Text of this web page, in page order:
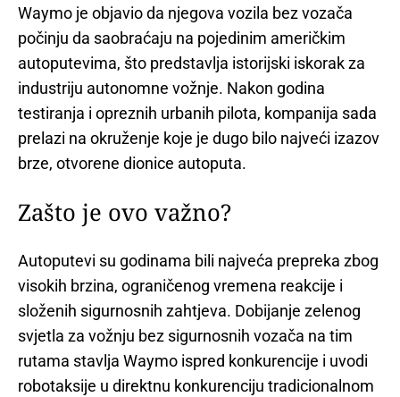
Waymo je objavio da njegova vozila bez vozača
počinju da saobraćaju na pojedinim američkim
autoputevima, što predstavlja istorijski iskorak za
industriju autonomne vožnje. Nakon godina
testiranja i opreznih urbanih pilota, kompanija sada
prelazi na okruženje koje je dugo bilo najveći izazov
brze, otvorene dionice autoputa.
Zašto je ovo važno?
Autoputevi su godinama bili najveća prepreka zbog
visokih brzina, ograničenog vremena reakcije i
složenih sigurnosnih zahtjeva. Dobijanje zelenog
svjetla za vožnju bez sigurnosnih vozača na tim
rutama stavlja Waymo ispred konkurencije i uvodi
robotaksije u direktnu konkurenciju tradicionalnom